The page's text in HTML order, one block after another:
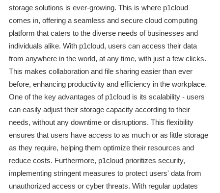
storage solutions is ever-growing. This is where p1cloud
comes in, offering a seamless and secure cloud computing
platform that caters to the diverse needs of businesses and
individuals alike. With p1cloud, users can access their data
from anywhere in the world, at any time, with just a few clicks.
This makes collaboration and file sharing easier than ever
before, enhancing productivity and efficiency in the workplace.
One of the key advantages of p1cloud is its scalability - users
can easily adjust their storage capacity according to their
needs, without any downtime or disruptions. This flexibility
ensures that users have access to as much or as little storage
as they require, helping them optimize their resources and
reduce costs. Furthermore, p1cloud prioritizes security,
implementing stringent measures to protect users' data from
unauthorized access or cyber threats. With regular updates